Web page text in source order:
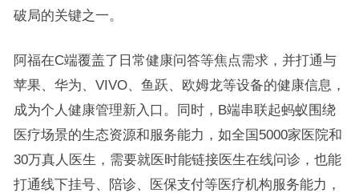
破局的关键之一。
阿福在C端覆盖了日常健康问答等焦点需求，并打通与
苹果、华为、VIVO、鱼跃、欧姆龙等设备的健康信息，
成为个人健康管理新入口。同时，B端串联起蚂蚁围绕
医疗场景的生态资源和服务能力，如全国5000家医院和
30万真人医生，需要就医时能链接医生在线问诊，也能
打通线下挂号、陪诊、医保支付等医疗机构服务能力，